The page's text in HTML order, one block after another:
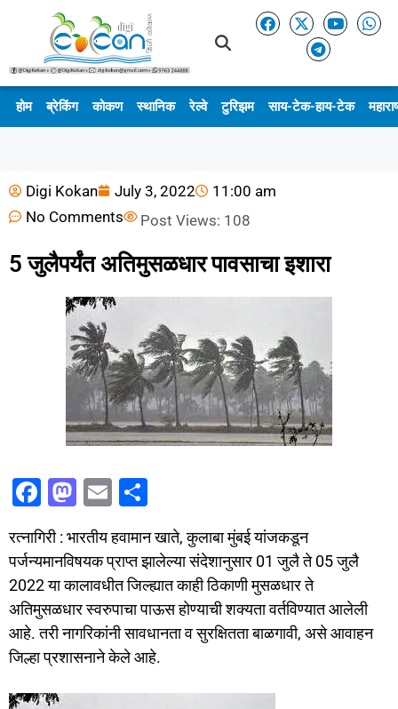
होम ब्रेकिंग कोकण स्थानिक रेल्वे टुरिझम साय-टेक-हाय-टेक
Digi Kokan July 3, 2022
11:00 am
No Comments
Post Views: 108
5 जुलैपर्यंत अतिमुसळधार पावसाचा इशारा
F
a
c
e
b
o
o
k
M
st
o
d
o
n
E
ai
l
ar
e
रत्नागिरी : भारतीय हवामान खाते, कुलाबा मुंबई यांजकडून
पर्जन्यमानविषयक प्राप्त झालेल्या संदेशानुसार 01 जुलै ते 05 जुलै
2022 या कालावधीत जिल्ह्यात काही ठिकाणी मुसळधार ते
अतिमुसळधार स्वरुपाचा पाऊस होण्याची शक्यता वर्तविण्यात आलेली
आहे. तरी नागरिकांनी सावधानता व सुरक्षितता बाळगावी, असे आवाहन
जिल्हा प्रशासनाने केले आहे.